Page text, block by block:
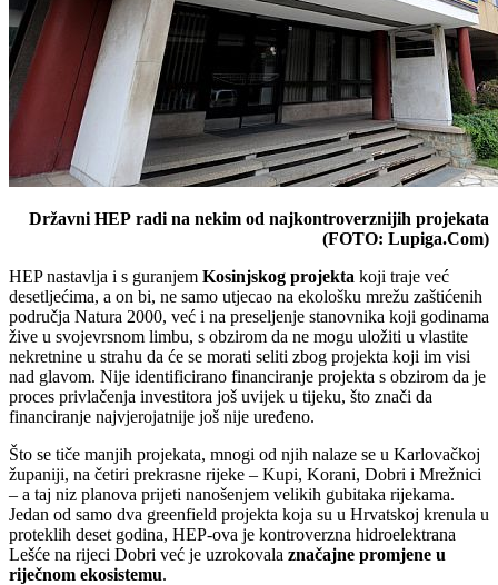
Državni HEP radi na nekim od najkontroverznijih projekata
(FOTO: Lupiga.Com)
HEP nastavlja i s guranjem Kosinjskog projekta koji traje već
desetljećima, a on bi, ne samo utjecao na ekološku mrežu zaštićenih
područja Natura 2000, već i na preseljenje stanovnika koji godinama
žive u svojevrsnom limbu, s obzirom da ne mogu uložiti u vlastite
nekretnine u strahu da će se morati seliti zbog projekta koji im visi
nad glavom. Nije identificirano financiranje projekta s obzirom da je
proces privlačenja investitora još uvijek u tijeku, što znači da
financiranje najvjerojatnije još nije uređeno.
Što se tiče manjih projekata, mnogi od njih nalaze se u Karlovačkoj
županiji, na četiri prekrasne rijeke – Kupi, Korani, Dobri i Mrežnici
– a taj niz planova prijeti nanošenjem velikih gubitaka rijekama.
Jedan od samo dva greenfield projekta koja su u Hrvatskoj krenula u
proteklih deset godina, HEP-ova je kontroverzna hidroelektrana
Lešće na rijeci Dobri već je uzrokovala značajne promjene u
riječnom ekosistemu.